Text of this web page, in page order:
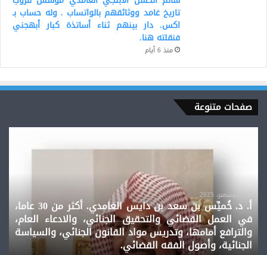
تاريخ غامد ووثائقهم بالواتساب . وله حساب بـ
اكس. دار بينهم ثناء أساتذة كبار أبهجني
فنقلته هنا.
منذ 6 أيام
صفحات متنوعة
الغامدي.
أكثر
من
30
أ. د. خُميِّس بن سعد بن دايس الغامدي. أكثر من 30 عاما،
في العمل القضائي والتحقيق الجنائي، والادعاء العام،
والترافع أمامها، وتدريس مواد القانون الجنائي، والسياسة
الجنائية، وأصول الفقه القضائي.